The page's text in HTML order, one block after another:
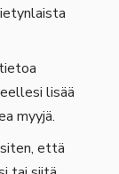
lisää
myyjä.
että